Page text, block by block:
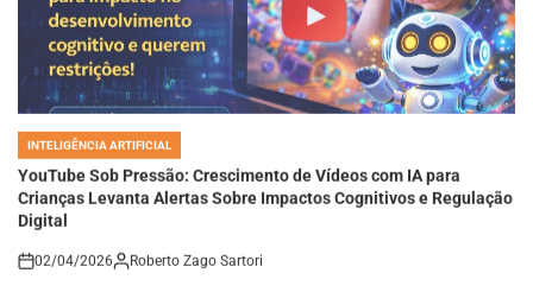
POSTED
YouTube Sob Pressão: Crescimento de Vídeos com IA para
Crianças Levanta Alertas Sobre Impactos Cognitivos e Regulação
Digital